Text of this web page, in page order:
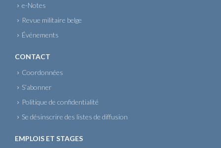
e-Notes
Revue militaire belge
Événements
CONTACT
Coordonnées
S’abonner
Politique de confidentialité
Se désinscrire des listes de diffusion
EMPLOIS ET STAGES